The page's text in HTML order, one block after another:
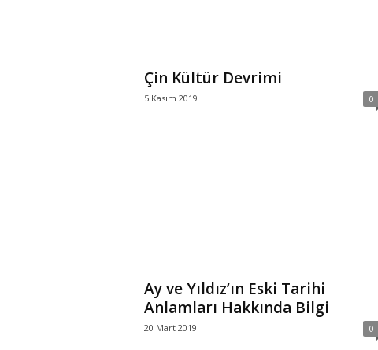
Çin Kültür Devrimi
5 Kasım 2019 0
Ay ve Yıldız’ın Eski Tarihi
Anlamları Hakkında Bilgi
20 Mart 2019 0